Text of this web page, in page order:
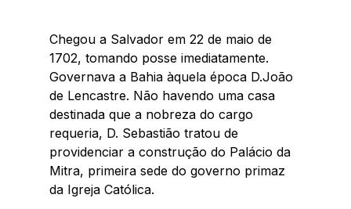
Chegou a Salvador em 22 de maio de
1702, tomando posse imediatamente.
Governava a Bahia àquela época D.João
de Lencastre. Não havendo uma casa
destinada que a nobreza do cargo
requeria, D. Sebastião tratou de
providenciar a construção do Palácio da
Mitra, primeira sede do governo primaz
da Igreja Católica.